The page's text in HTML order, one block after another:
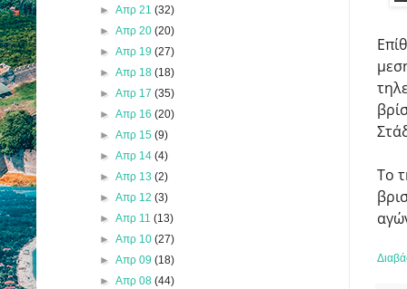
Το
► Απρ 21 (32)
► Απρ 20 (20)
► Απρ 19 (27)
► Απρ 18 (18)
► Απρ 17 (35)
► Απρ 16 (20)
► Απρ 15 (9)
► Απρ 14 (4)
► Απρ 13 (2)
► Απρ 12 (3)
► Απρ 11 (13)
► Απρ 10 (27)
► Απρ 09 (18)
► Απρ 08 (44)